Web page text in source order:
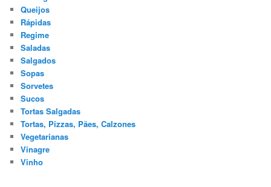
Queijos
Rápidas
Regime
Saladas
Salgados
Sopas
Sorvetes
Sucos
Tortas Salgadas
Tortas, Pizzas, Pães, Calzones
Vegetarianas
Vinagre
Vinho